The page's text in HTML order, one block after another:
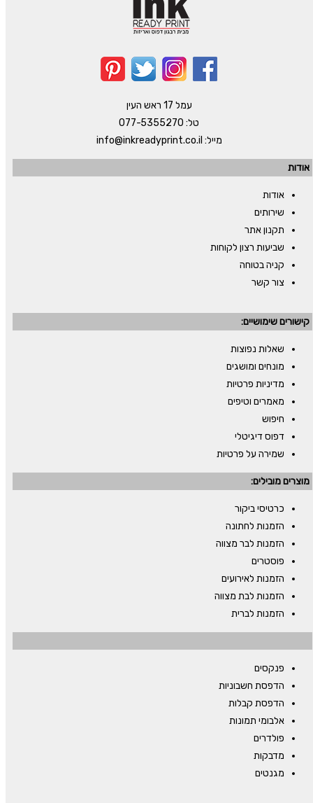
עמל 17 ראש העין
טל: 077-5355270
מייל: info@inkreadyprint.co.il
אודות
אודות
שירותים
תקנון אתר
שביעות רצון לקוחות
קניה בטוחה
צור קשר
קישורים שימושיים:
שאלות נפוצות
מונחים ומושגים
מדיניות פרטיות
מאמרים וטיפים
חיפוש
דפוס דיגיטלי
שמירה על פרטיות
מוצרים מובילים:
כרטיסי ביקור
הזמנות לחתונה
הזמנות לבר מצווה
פוסטרים
הזמנות לאירועים
הזמנות לבת מצווה
הזמנות לברית
פנקסים
הדפסת חשבוניות
הדפסת קבלות
אלבומי תמונות
פולדרים
מדבקות
מגנטים